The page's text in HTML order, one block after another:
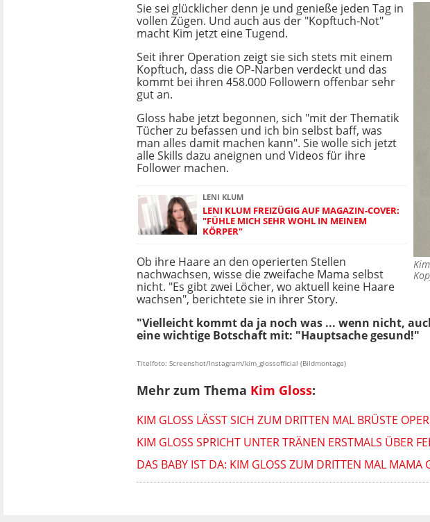
Sie sei glücklicher denn je und genieße jeden Tag in
vollen Zügen. Und auch aus der "Kopftuch-Not"
macht Kim jetzt eine Tugend.
Seit ihrer Operation zeigt sie sich stets mit einem
Kopftuch, dass die OP-Narben verdeckt und das
kommt bei ihren 458.000 Followern offenbar sehr
gut an.
Gloss habe jetzt begonnen, sich "mit der Thematik
Tücher zu befassen und ich bin selbst baff, was
man alles damit machen kann". Sie wolle sich jetzt
alle Skills dazu aneignen und Videos für ihre
Follower machen.
LENI KLUM
LENI KLUM FREIZÜGIG AUF MAGAZIN-COVER:
"FÜHLE MICH SEHR WOHL IN MEINEM
KÖRPER"
Ob ihre Haare an den operierten Stellen
nachwachsen, wisse die zweifache Mama selbst
nicht. "Es gibt zwei Löcher, wo aktuell keine Haare
wachsen", berichtete sie in ihrer Story.
"Vielleicht kommt da ja noch was ... wenn nicht,
eine wichtige Botschaft mit: "Hauptsache gesund!"
Titelfoto: Screenshot/Instagram/kim_glossofficial (Bildmontage)
Mehr zum Thema Kim Gloss:
KIM GLOSS LÄSST SICH ZUM DRITTEN MAL BRÜSTE
KIM GLOSS SPRICHT UNTER TRÄNEN ERSTMALS ÜBER
DAS BABY IST DA: KIM GLOSS ZUM DRITTEN MAL MAMA